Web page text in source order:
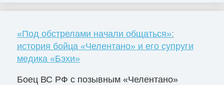
«Под обстрелами начали общаться»:
история бойца «Челентано» и его супруги
медика «Бэхи»
Боец ВС РФ с позывным «Челентано»